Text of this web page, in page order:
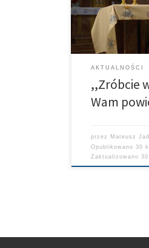
Andrzej
Dekanatu
delegacje z […]
AKTUALNOŚCI
,,Zróbcie
Wam
przez Mateusz
Opublikowano30
Zaktualizowano